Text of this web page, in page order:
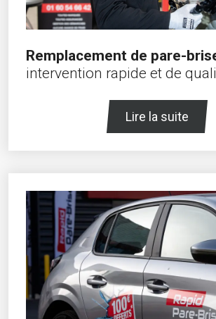
Remplacement de pare-
intervention rapide et de
Lire la suite